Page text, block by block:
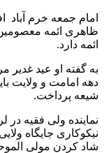
امام جمعه خرم آباد
ظاهری ائمه
ائمه دارد.
به گفته او عید
دهه امامت و ولایت
شیعه پرداخت.
نماینده ولی فقیه در
نیکوکاری جایگاه
شاد کردن مولی